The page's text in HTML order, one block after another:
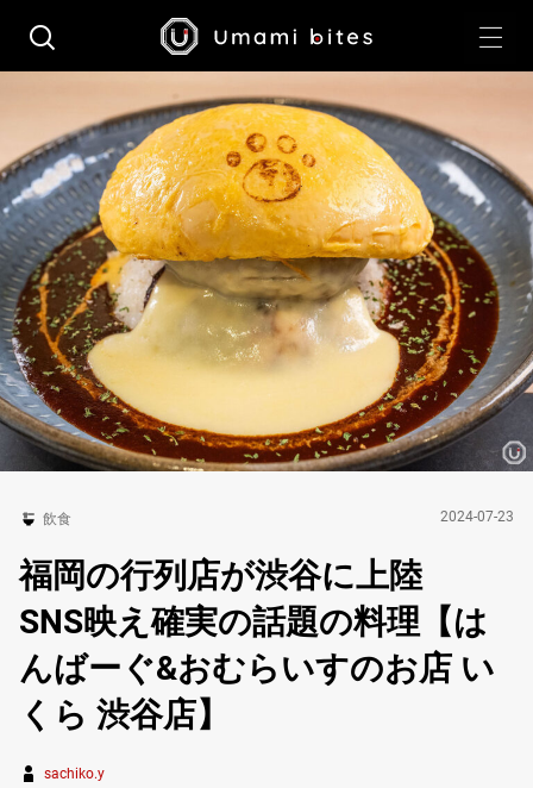
飲食 2024-07-23
福岡の行列店が渋谷に上陸
SNS映え確実の話題の料理【は
んばーぐ&おむらいすのお店 い
くら 渋谷店】
sachiko.y